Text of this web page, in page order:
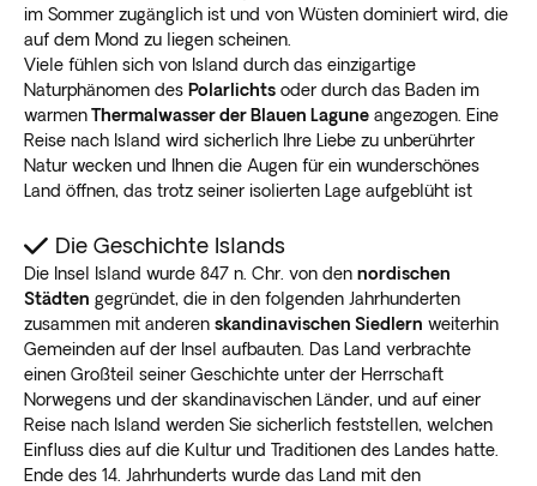
im Sommer zugänglich ist und von Wüsten dominiert wird, die
auf dem Mond zu liegen scheinen.
Viele fühlen sich von Island durch das einzigartige
Naturphänomen des Polarlichts oder durch das Baden im
warmenThermalwasser der Blauen Lagune angezogen. Eine
Reise nach Island wird sicherlich Ihre Liebe zu unberührter
Natur wecken und Ihnen die Augen für ein wunderschönes
Land öffnen, das trotz seiner isolierten Lage aufgeblüht ist
Die Geschichte Islands
Die Insel Island wurde 847 n. Chr. von den nordischen
Städten gegründet, die in den folgenden Jahrhunderten
zusammen mit anderen skandinavischen Siedlern weiterhin
Gemeinden auf der Insel aufbauten. Das Land verbrachte
einen Großteil seiner Geschichte unter der Herrschaft
Norwegens und der skandinavischen Länder, und auf einer
Reise nach Island werden Sie sicherlich feststellen, welchen
Einfluss dies auf die Kultur und Traditionen des Landes hatte.
Ende des 14. Jahrhunderts wurde das Land mit den